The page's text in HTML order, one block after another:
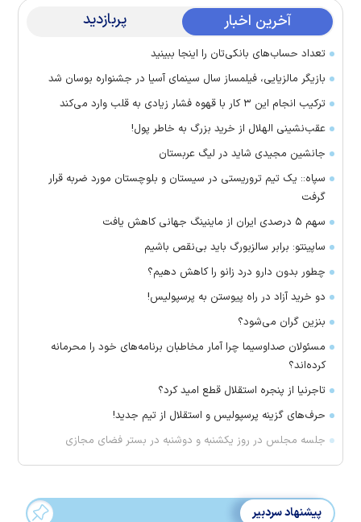
آخرین اخبار پربازدید
تعداد حساب‌های بانکی‌تان را اینجا ببینید
بازیگر مالزیایی، فیلمساز سال سینمای آسیا در جشنواره بوسان شد
ترکیب انجام این ۳ کار با قهوه فشار زیادی به قلب وارد می‌کند
عقب‌نشینی الهلال از خرید بزرگ به خاطر پول!
جانشین مجیدی شاید در لیگ عربستان
سپاه:: یک تیم تروریستی در سیستان و بلوچستان مورد ضربه قرار
گرفت
سهم ۵ درصدی ایران از ماینینگ جهانی کاهش یافت
ساپینتو: برابر سالزبورگ باید بی‌نقص باشیم
چطور بدون دارو درد زانو را کاهش دهیم؟
دو خرید آزاد در راه پیوستن به پرسپولیس!
بنزین گران می‌شود؟
مسئولان صداوسیما چرا آمار مخاطبان برنامه‌های خود را محرمانه
کرده‌اند؟
تاجرنیا از پنجره استقلال قطع امید کرد؟
حرف‌های گزینه پرسپولیس و استقلال از تیم جدید!
جلسه مجلس در روز یکشنبه و دوشنبه در بستر فضای مجازی
پیشنهاد سردبیر